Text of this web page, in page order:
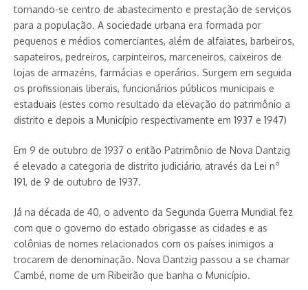
tornando-se centro de abastecimento e prestação de serviços
para a população. A sociedade urbana era formada por
pequenos e médios comerciantes, além de alfaiates, barbeiros,
sapateiros, pedreiros, carpinteiros, marceneiros, caixeiros de
lojas de armazéns, farmácias e operários. Surgem em seguida
os profissionais liberais, funcionários públicos municipais e
estaduais (estes como resultado da elevação do patrimônio a
distrito e depois a Município respectivamente em 1937 e 1947)
Em 9 de outubro de 1937 o então Patrimônio de Nova Dantzig
é elevado a categoria de distrito judiciário, através da Lei nº
191, de 9 de outubro de 1937.
Já na década de 40, o advento da Segunda Guerra Mundial fez
com que o governo do estado obrigasse as cidades e as
colônias de nomes relacionados com os países inimigos a
trocarem de denominação. Nova Dantzig passou a se chamar
Cambé, nome de um Ribeirão que banha o Município.